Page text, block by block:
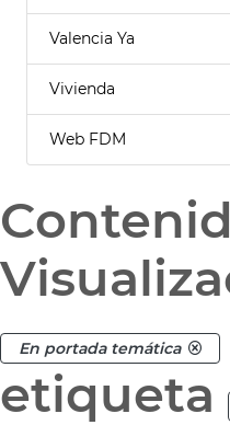
Valencia Ya
Vivienda
Web FDM
En portada temática
etiqueta